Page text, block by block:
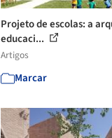
Projeto de escolas: a
educaci...
Artigos
Marcar